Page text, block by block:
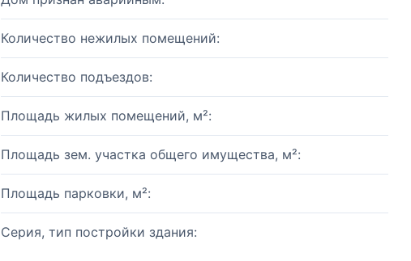
Количество нежилых помещений:
Количество подъездов:
Площадь жилых помещений, м²:
Площадь зем. участка общего имущества, м²:
Площадь парковки, м²:
Серия, тип постройки здания: